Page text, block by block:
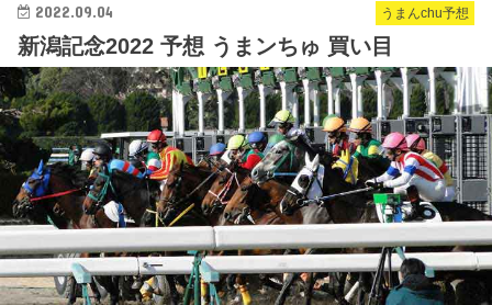
うまんchu予想
2022.09.04
新潟記念2022 予想 うまンちゅ 買い目